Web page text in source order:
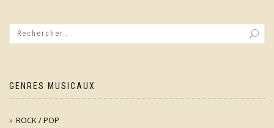
GENRES MUSICAUX
ROCK / POP